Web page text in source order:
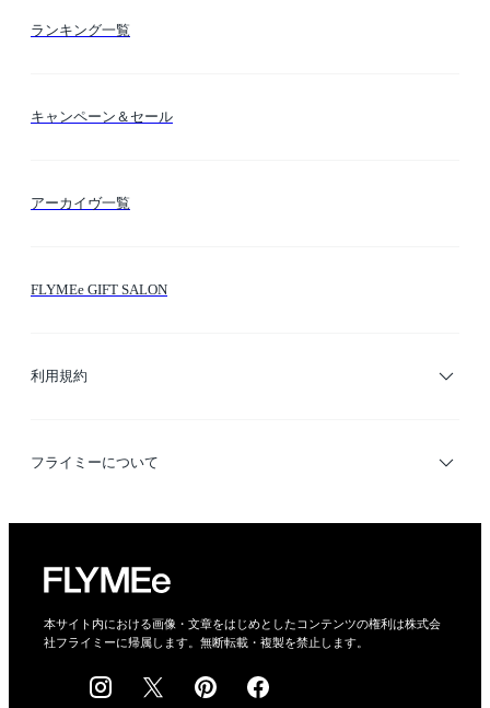
カテゴリー検索
ランキング一覧
キャンペーン＆セール
アーカイヴ一覧
FLYMEe GIFT SALON
利用規約
利用規約
フライミーについて
会社概要
採用情報
本サイト内における画像・文章をはじめとしたコンテンツの権利は株式会
社フライミーに帰属します。無断転載・複製を禁止します。